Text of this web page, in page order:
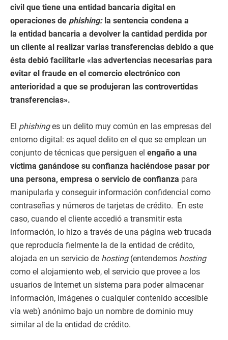
civil que tiene una entidad bancaria digital en
operaciones de phishing: la sentencia condena a
la entidad bancaria a devolver la cantidad perdida por
un cliente al realizar varias transferencias debido a que
ésta debió facilitarle «las advertencias necesarias para
evitar el fraude en el comercio electrónico con
anterioridad a que se produjeran las controvertidas
transferencias».
El phishinges un delito muy común en las empresas del
entorno digital: es aquel delito en el que se emplean un
conjunto de técnicas que persiguen el engaño a una
víctima ganándose su confianza haciéndose pasar por
una persona, empresa o servicio de confianza para
manipularla y conseguir información confidencial como
contraseñas y números de tarjetas de crédito. En este
caso, cuando el cliente accedió a transmitir esta
información, lo hizo a través de una página web trucada
que reproducía fielmente la de la entidad de crédito,
alojada en un servicio de hosting(entendemos hosting
como el alojamiento web, el servicio que provee a los
usuarios de Internet un sistema para poder almacenar
información, imágenes o cualquier contenido accesible
vía web) anónimo bajo un nombre de dominio muy
similar al de la entidad de crédito.